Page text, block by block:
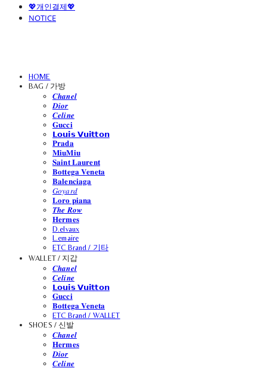
💖개인결제💖
NOTICE
HOME
BAG / 가방
𝑪𝒉𝒂𝒏𝒆𝒍
𝑫𝒊𝒐𝒓
𝑪𝒆𝒍𝒊𝒏𝒆
𝐆𝐮𝐜𝐜𝐢
𝗟𝗼𝘂𝗶𝘀 𝗩𝘂𝗶𝘁𝘁𝗼𝗻
𝐏𝐫𝐚𝐝𝐚
𝐌𝐢𝐮𝐌𝐢𝐮
𝐒𝐚𝐢𝐧𝐭 𝐋𝐚𝐮𝐫𝐞𝐧𝐭
𝐁𝐨𝐭𝐭𝐞𝐠𝐚 𝐕𝐞𝐧𝐞𝐭𝐚
𝐁𝐚𝐥𝐞𝐧𝐜𝐢𝐚𝐠𝐚
𝐺𝑜𝑦𝑎𝑟𝑑
𝐋𝐨𝐫𝐨 𝐩𝐢𝐚𝐧𝐚
𝑻𝒉𝒆 𝑹𝒐𝒘
𝐇𝐞𝐫𝐦𝐞𝐬
D.elvaux
L.emaire
ETC Brand / 기타
WALLET / 지갑
𝑪𝒉𝒂𝒏𝒆𝒍
𝑪𝒆𝒍𝒊𝒏𝒆
𝗟𝗼𝘂𝗶𝘀 𝗩𝘂𝗶𝘁𝘁𝗼𝗻
𝐆𝐮𝐜𝐜𝐢
𝐁𝐨𝐭𝐭𝐞𝐠𝐚 𝐕𝐞𝐧𝐞𝐭𝐚
ETC Brand / WALLET
SHOES / 신발
𝑪𝒉𝒂𝒏𝒆𝒍
𝐇𝐞𝐫𝐦𝐞𝐬
𝑫𝒊𝒐𝒓
𝑪𝒆𝒍𝒊𝒏𝒆